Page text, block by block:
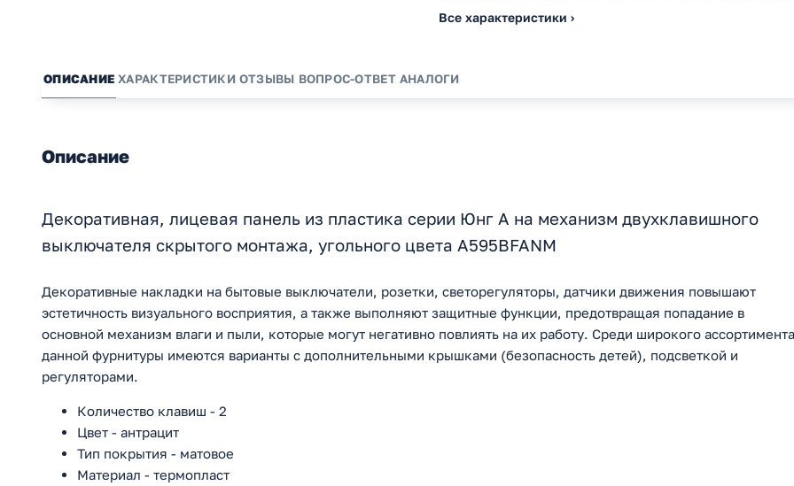
Все характеристики ›
ОПИСАНИЕ ХАРАКТЕРИСТИКИ ОТЗЫВЫ ВОПРОС-ОТВЕТ АНАЛОГИ
Описание
Декоративная, лицевая панель из пластика серии Юнг А на механизм двухклавишного
выключателя скрытого монтажа, угольного цвета A595BFANM
Декоративные накладки на бытовые выключатели, розетки, светорегуляторы, датчики движения повышают
эстетичность визуального восприятия, а также выполняют защитные функции, предотвращая попадание в
основной механизм влаги и пыли, которые могут негативно повлиять на их работу. Среди широкого ассортимента
данной фурнитуры имеются варианты с дополнительными крышками (безопасность детей), подсветкой и
регуляторами.
Количество клавиш - 2
Цвет - антрацит
Тип покрытия - матовое
Материал - термопласт